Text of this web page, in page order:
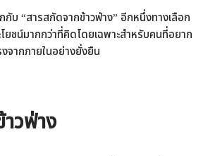
บ “สารสกัดจากข้าวฟ่าง” อีกหนึ่งทางเลือก
ยชน์มากกว่าที่คิดโดยเฉพาะสำหรับคนที่อยาก
ากภายในอย่างยั่งยืน
วฟ่าง